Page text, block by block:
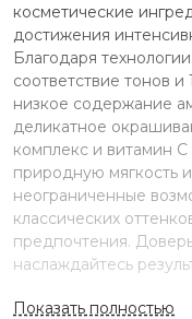
косметические
достижения
Благодаря
соответствие тонов
низкое содержание
деликатное
комплекс и витамин
природную мягкость
неограниченные
классических
предпочтения.
наслаждайтесь
Преимущества
Показать полностью